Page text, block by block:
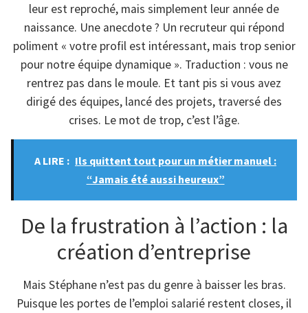
leur est reproché, mais simplement leur année de
naissance. Une anecdote ? Un recruteur qui répond
poliment « votre profil est intéressant, mais trop senior
pour notre équipe dynamique ». Traduction : vous ne
rentrez pas dans le moule. Et tant pis si vous avez
dirigé des équipes, lancé des projets, traversé des
crises. Le mot de trop, c’est l’âge.
A LIRE : Ils quittent tout pour un métier manuel :
“Jamais été aussi heureux”
De la frustration à l’action : la
création d’entreprise
Mais Stéphane n’est pas du genre à baisser les bras.
Puisque les portes de l’emploi salarié restent closes, il